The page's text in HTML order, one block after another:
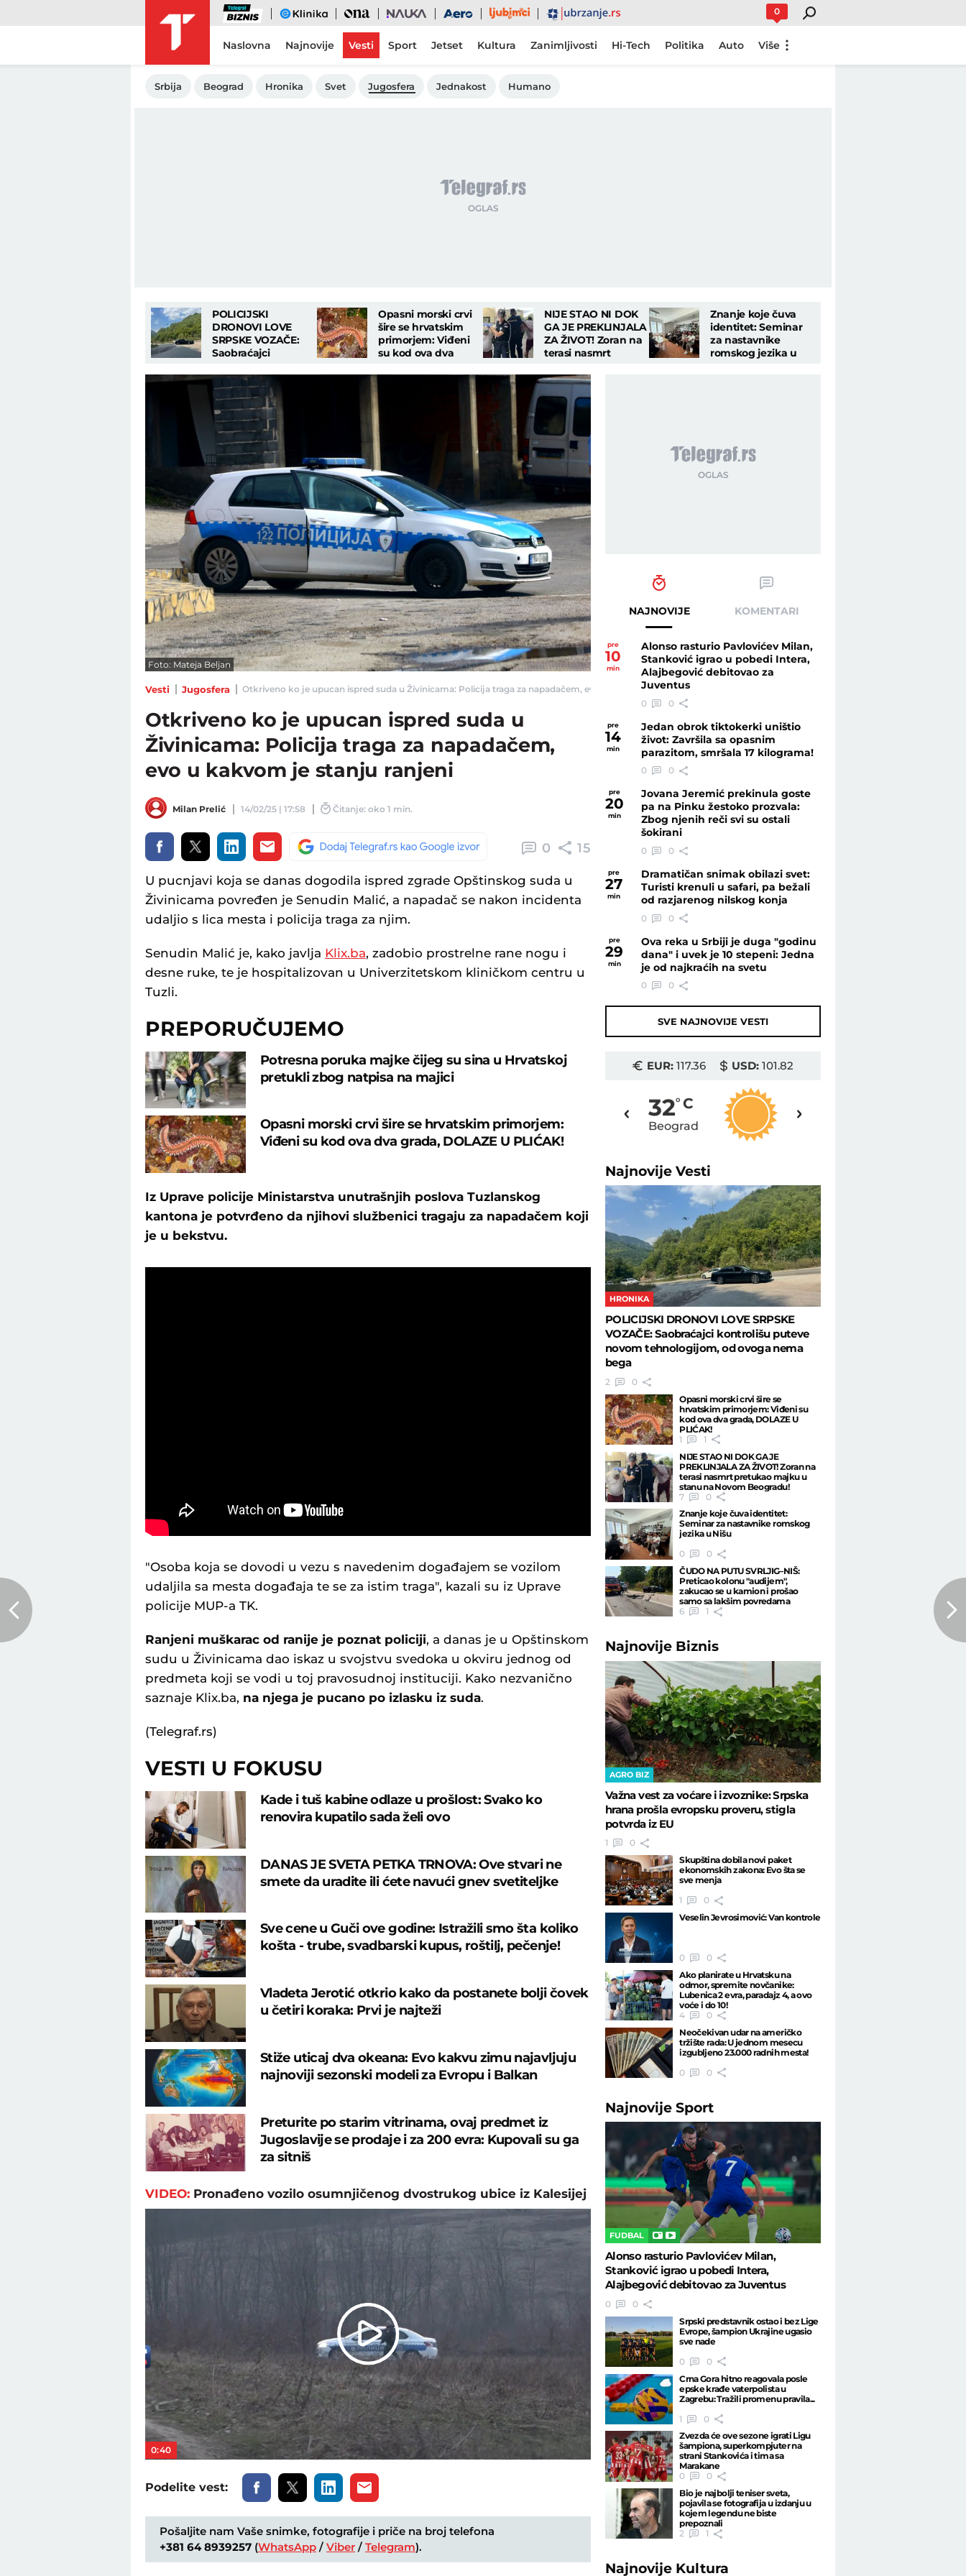
Biznis eKlinika Ona Nauka Aero Ljubimci Ubrzanje 0
Naslovna Najnovije Vesti Sport Jetset Kultura Zanimljivosti Hi-Tech Politika Auto Više
Srbija Beograd Hronika Svet Jugosfera Jednakost Humano
POLICIJSKI
DRONOVI LOVE
SRPSKE VOZAČE:
Saobraćajci
novom
tehnologijom, od
ovoga nema bega
Opasni morski crvi
šire se hrvatskim
primorjem: Viđeni
su kod ova dva
PLIĆAK!
NIJE STAO NI DOK
GA JE PREKLINJALA
ZA ŽIVOT! Zoran na
terasi nasmrt
stanu na Novom
Znanje koje čuva
identitet: Seminar
za nastavnike
romskog jezika u
Foto: Mateja Beljan
Vesti Jugosfera Otkriveno ko je upucan ispred suda u Živinicama: Policija traga za napadačem, evo u kakvom je stanju ranjeni - Vesti - Telegraf.rs
Otkriveno ko je upucan ispred suda u
Živinicama: Policija traga za napadačem,
evo u kakvom je stanju ranjeni
Milan Prelić 14/02/25 | 17:58 Čitanje: oko 1 min.
0 15
U pucnjavi koja se danas dogodila ispred zgrade Opštinskog suda u
Živinicama povređen je Senudin Malić, a napadač se nakon incidenta
udaljio s lica mesta i policija traga za njim.
Senudin Malić je, kako javlja Klix.ba, zadobio prostrelne rane nogu i
desne ruke, te je hospitalizovan u Univerzitetskom kliničkom centru u
Tuzli.
PREPORUČUJEMO
Potresna poruka majke čijeg su sina u Hrvatskoj
pretukli zbog natpisa na majici
Opasni morski crvi šire se hrvatskim primorjem:
Viđeni su kod ova dva grada, DOLAZE U PLIĆAK!
Iz Uprave policije Ministarstva unutrašnjih poslova Tuzlanskog
kantona je potvrđeno da njihovi službenici tragaju za napadačem koji
je u bekstvu.
"Osoba koja se dovodi u vezu s navedenim događajem se vozilom
udaljila sa mesta događaja te se za istim traga", kazali su iz Uprave
policije MUP-a TK.
Ranjeni muškarac od ranije je poznat policiji, a danas je u Opštinskom
sudu u Živinicama dao iskaz u svojstvu svedoka u okviru jednog od
predmeta koji se vodi u toj pravosudnoj instituciji. Kako nezvanično
saznaje Klix.ba, na njega je pucano po izlasku iz suda.
(Telegraf.rs)
VESTI U FOKUSU
Kade i tuš kabine odlaze u prošlost: Svako ko
renovira kupatilo sada želi ovo
DANAS JE SVETA PETKA TRNOVA: Ove stvari ne
smete da uradite ili ćete navući gnev svetiteljke
Sve cene u Guči ove godine: Istražili smo šta koliko
košta - trube, svadbarski kupus, roštilj, pečenje!
Vladeta Jerotić otkrio kako da postanete bolji čovek
u četiri koraka: Prvi je najteži
Stiže uticaj dva okeana: Evo kakvu zimu najavljuju
najnoviji sezonski modeli za Evropu i Balkan
Preturite po starim vitrinama, ovaj predmet iz
Jugoslavije se prodaje i za 200 evra: Kupovali su ga
za sitniš
VIDEO: Pronađeno vozilo osumnjičenog dvostrukog ubice iz Kalesijej
Play
Video
0:40
Podelite vest:
Pošaljite nam Vaše snimke, fotografije i priče na broj telefona
+381 64 8939257 (WhatsApp / Viber / Telegram).
NAJNOVIJE KOMENTARI
pre
10
min
Alonso rasturio Pavlovićev Milan,
Stanković igrao u pobedi Intera,
Alajbegović debitovao za
Juventus
0 0
pre
14
min
Jedan obrok tiktokerki uništio
život: Završila sa opasnim
parazitom, smršala 17 kilograma!
0 0
pre
20
min
Jovana Jeremić prekinula goste
pa na Pinku žestoko prozvala:
Zbog njenih reči svi su ostali
šokirani
0 0
pre
27
min
Dramatičan snimak obilazi svet:
Turisti krenuli u safari, pa bežali
od razjarenog nilskog konja
0 0
pre
29
min
Ova reka u Srbiji je duga "godinu
dana" i uvek je 10 stepeni: Jedna
je od najkraćih na svetu
0 0
SVE NAJNOVIJE VESTI
EUR:117.36 USD: 101.82
Priština
32o C
Beograd
NajnovijeVesti
HRONIKA
POLICIJSKI DRONOVI LOVE SRPSKE
VOZAČE: Saobraćajci kontrolišu puteve
novom tehnologijom, od ovoga nema
bega
2
0
Opasni morski crvi šire se
hrvatskim primorjem: Viđeni su
kod ova dva grada, DOLAZE U
PLIĆAK!
1
1
NIJE STAO NI DOK GA JE
PREKLINJALA ZA ŽIVOT! Zoran na
terasi nasmrt pretukao majku u
stanu na Novom Beogradu!
7
0
Znanje koje čuva identitet:
Seminar za nastavnike romskog
jezika u Nišu
0
0
ČUDO NA PUTU SVRLJIG–NIŠ:
Preticao kolonu "audijem",
zakucao se u kamion i prošao
samo sa lakšim povredama
6
1
Najnovije Biznis
AGRO BIZ
Važna vest za voćare i izvoznike: Srpska
hrana prošla evropsku proveru, stigla
potvrda iz EU
1
0
Skupština dobila novi paket
ekonomskih zakona: Evo šta se
sve menja
1
0
Veselin Jevrosimović: Van kontrole
0
0
Ako planirate u Hrvatsku na
odmor, spremite novčanike:
Lubenica 2 evra, paradajz 4, a ovo
voće i do 10!
4
0
Neočekivan udar na američko
tržište rada: U jednom mesecu
izgubljeno 23.000 radnih mesta!
0
0
NajnovijeSport
FUDBAL
Alonso rasturio Pavlovićev Milan,
Stanković igrao u pobedi Intera,
Alajbegović debitovao za Juventus
0
0
Srpski predstavnik ostao i bez Lige
Evrope, šampion Ukrajine ugasio
sve nade
0
0
Crna Gora hitno reagovala posle
epske krađe vaterpolista u
Zagrebu: Tražili promenu pravila...
1
0
Zvezda će ove sezone igrati Ligu
šampiona, superkompjuter na
strani Stankovića i tima sa
Marakane
0
0
Bio je najbolji teniser sveta,
pojavila se fotografija u izdanju u
kojem legendu ne biste
prepoznali
2
1
Najnovije Kultura